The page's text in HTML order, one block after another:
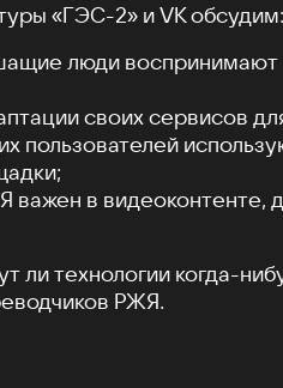
«ГЭС-2» и VK обсудим:
люди воспринимают
своих сервисов
пользователей
важен в видеоконтенте,
ли технологии когда-
РЖЯ.